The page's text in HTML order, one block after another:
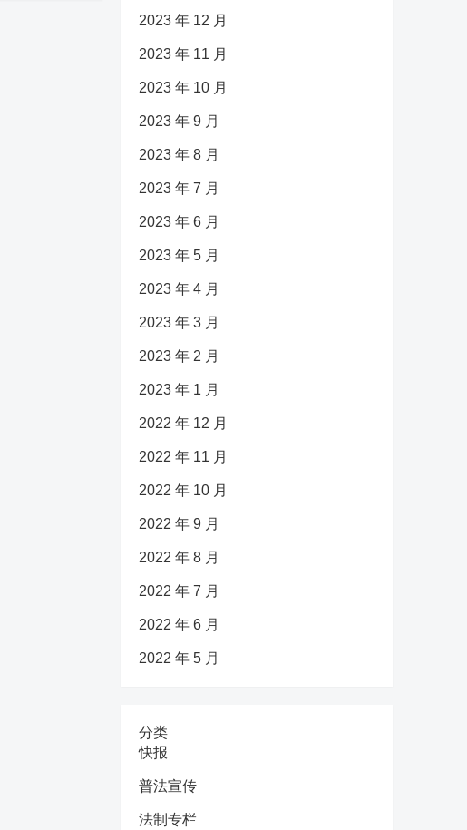
2023 年 12 月
2023 年 11 月
2023 年 10 月
2023 年 9 月
2023 年 8 月
2023 年 7 月
2023 年 6 月
2023 年 5 月
2023 年 4 月
2023 年 3 月
2023 年 2 月
2023 年 1 月
2022 年 12 月
2022 年 11 月
2022 年 10 月
2022 年 9 月
2022 年 8 月
2022 年 7 月
2022 年 6 月
2022 年 5 月
分类
快报
普法宣传
法制专栏